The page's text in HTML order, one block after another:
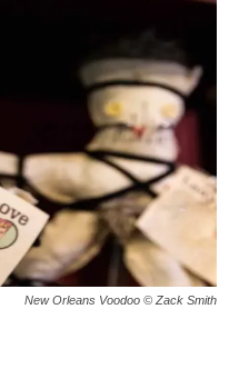
New Orleans Voodoo © Zack Smith